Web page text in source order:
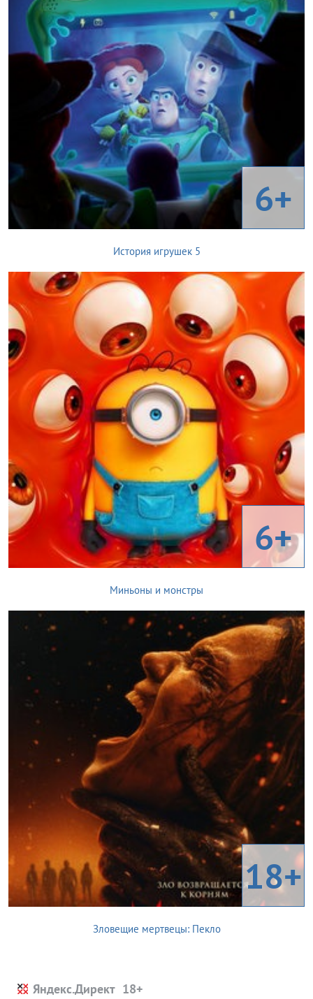
6+
История игрушек 5
6+
Миньоны и монстры
18+
Зловещие мертвецы: Пекло
Яндекс.Директ